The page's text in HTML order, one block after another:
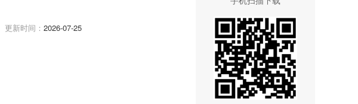
更新时间： 2026-07-25